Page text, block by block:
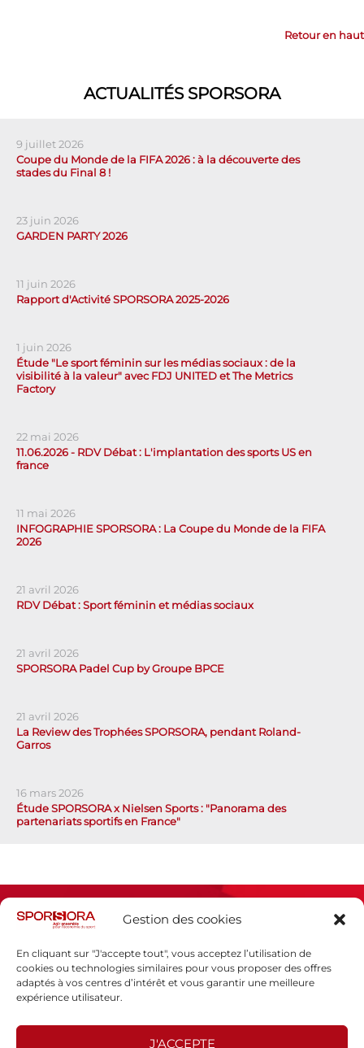
Gestion des cookies
En cliquant sur "J'accepte tout", vous acceptez l’utilisation de
cookies ou technologies similaires pour vous proposer des offres
adaptés à vos centres d’intérêt et vous garantir une meilleure
expérience utilisateur.
J'ACCEPTE
Retour en haut
ACTUALITÉS SPORSORA
9 juillet 2026
Coupe du Monde de la FIFA 2026 : à la découverte des
stades du Final 8 !
23 juin 2026
GARDEN PARTY 2026
11 juin 2026
Rapport d'Activité SPORSORA 2025-2026
1 juin 2026
Étude "Le sport féminin sur les médias sociaux : de la
visibilité à la valeur" avec FDJ UNITED et The Metrics
Factory
22 mai 2026
11.06.2026 - RDV Débat : L'implantation des sports US en
france
11 mai 2026
INFOGRAPHIE SPORSORA : La Coupe du Monde de la FIFA
2026
21 avril 2026
RDV Débat : Sport féminin et médias sociaux
21 avril 2026
SPORSORA Padel Cup by Groupe BPCE
21 avril 2026
La Review des Trophées SPORSORA, pendant Roland-
Garros
16 mars 2026
Étude SPORSORA x Nielsen Sports : "Panorama des
partenariats sportifs en France"
Espace presse
Politique de confidentialité